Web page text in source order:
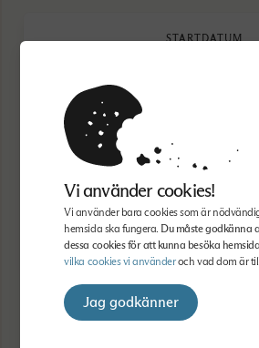
Vi använder cookies!
Vi använder bara cookies som är
hemsida ska fungera. Du måste godkänna
dessa cookies för att kunna besöka
vilka cookies vi använderoch vad dom är
Jag godkänner
STARTDATUM
Kostnadsfritt
TYP
Online